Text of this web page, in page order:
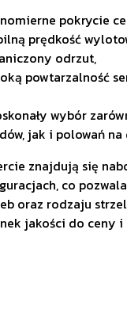
pokrycie
prędkość
odrzut,
powtarzalność
wybór
jak i polowań
znajdują się
co
oraz rodzaju
jakości do ceny